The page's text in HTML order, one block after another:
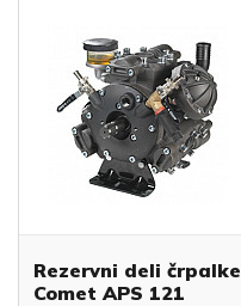
Rezervni deli črpalke
Comet APS 121